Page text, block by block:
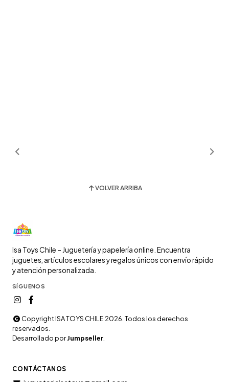
VOLVER ARRIBA
Isa Toys Chile – Juguetería y papelería online. Encuentra
juguetes, artículos escolares y regalos únicos con envío rápido
y atención personalizada.
SÍGUENOS
Copyright ISA TOYS CHILE 2026. Todos los derechos
reservados.
Desarrollado porJumpseller.
CONTÁCTANOS